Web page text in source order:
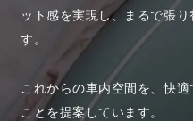
ット感を実現し、まるで張
す。
これからの車内空間を、快
ことを提案しています。